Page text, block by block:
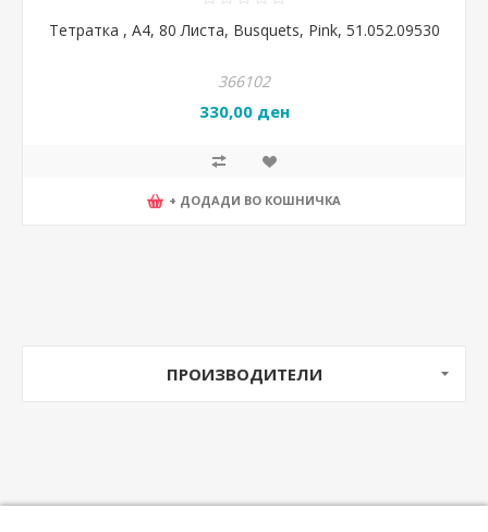
Тетратка , А4, 80 Листа, Busquets, Pink, 51.052.09530
366102
330,00 ден
+ ДОДАДИ ВО КОШНИЧКА
ПРОИЗВОДИТЕЛИ